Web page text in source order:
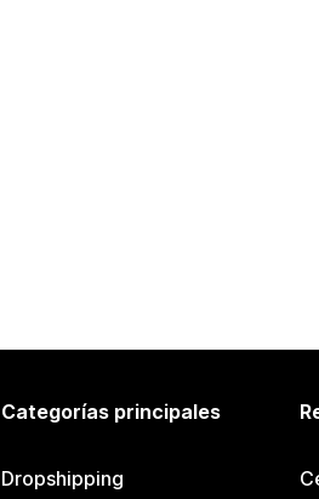
Categorías principales
Dropshipping